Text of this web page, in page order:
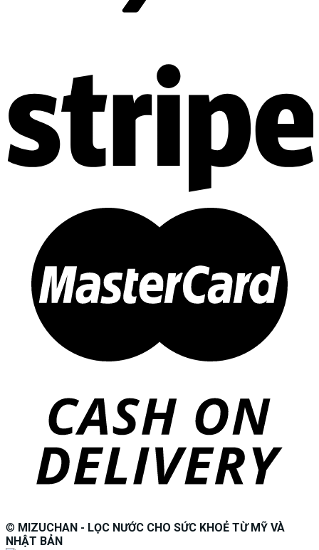
© MIZUCHAN - LỌC NƯỚC CHO SỨC KHOẺ TỪ MỸ VÀ
NHẬT BẢN